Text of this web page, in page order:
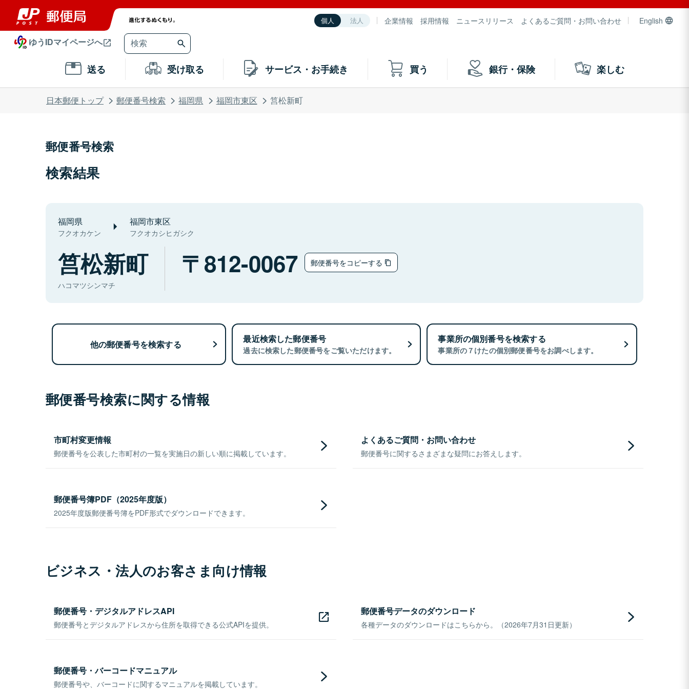
個人 法人 企業情報 採用情報 ニュースリリース よくあるご質問・お問い合わせ English
ゆうIDマイページへ
送る 受け取る サービス・お手続き 買う 銀行・保険 楽しむ
日本郵便トップ 郵便番号検索 福岡県 福岡市東区 筥松新町
郵便番号検索
検索結果
福岡県
フクオカケン
福岡市東区
フクオカシヒガシク
筥松新町
ハコマツシンマチ
812-0067 郵便番号をコピーする
他の郵便番号を検索する 最近検索した郵便番号
過去に検索した郵便番号をご覧いただけます。
事業所の個別番号を検索する
事業所の７けたの個別郵便番号をお調べします。
郵便番号検索に関する情報
市町村変更情報
郵便番号を公表した市町村の一覧を実施日の新しい順に掲載しています。
よくあるご質問・お問い合わせ
郵便番号に関するさまざまな疑問にお答えします。
郵便番号簿PDF（2025年度版）
2025年度版郵便番号簿をPDF形式でダウンロードできます。
ビジネス・法人のお客さま向け情報
郵便番号・デジタルアドレスAPI
郵便番号とデジタルアドレスから住所を取得できる公式APIを提供。
郵便番号データのダウンロード
各種データのダウンロードはこちらから。（2026年7月31日更新）
郵便番号・バーコードマニュアル
郵便番号や、バーコードに関するマニュアルを掲載しています。